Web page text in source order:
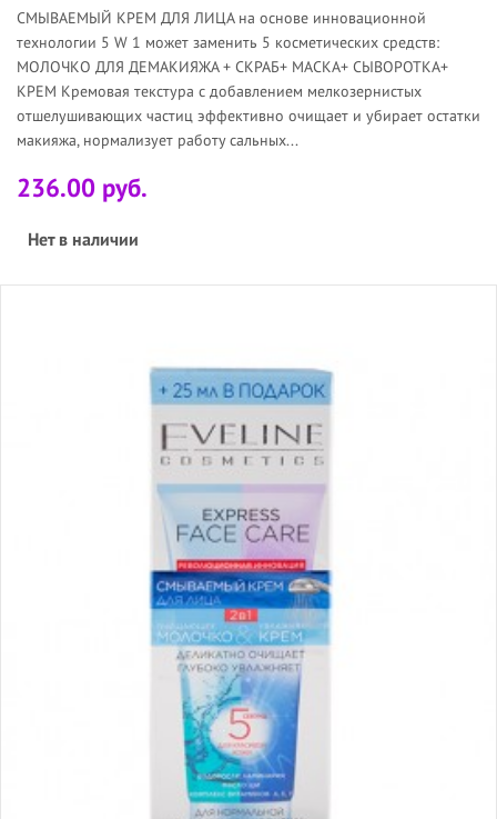
СМЫВАЕМЫЙ КРЕМ ДЛЯ ЛИЦА на основе инновационной
технологии 5 W 1 может заменить 5 косметических средств:
МОЛОЧКО ДЛЯ ДЕМАКИЯЖА + СКРАБ+ МАСКА+ СЫВОРОТКА+
КРЕМ Кремовая текстура с добавлением мелкозернистых
отшелушивающих частиц эффективно очищает и убирает остатки
макияжа, нормализует работу сальных...
236.00 руб.
Нет в наличии